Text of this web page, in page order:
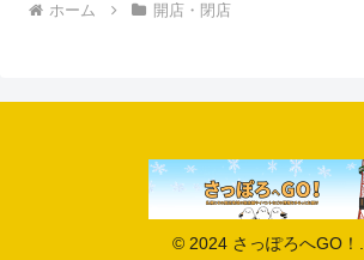
ホーム 開店・閉店
© 2024 さっぽろへGO！.